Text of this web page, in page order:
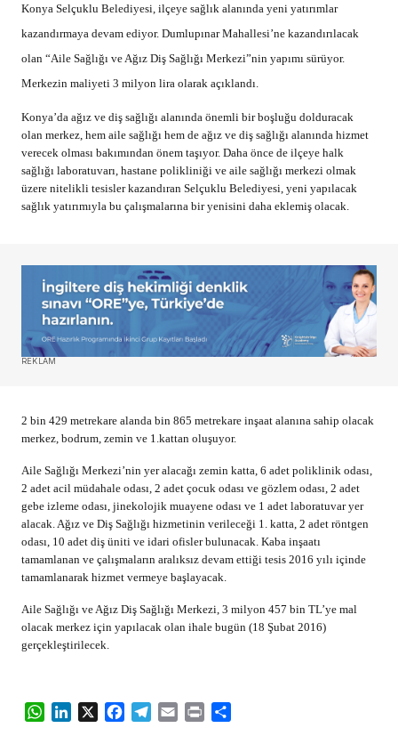
Konya Selçuklu Belediyesi, ilçeye sağlık alanında yeni yatırımlar
kazandırmaya devam ediyor. Dumlupınar Mahallesi’ne kazandırılacak
olan “Aile Sağlığı ve Ağız Diş Sağlığı Merkezi”nin yapımı sürüyor.
Merkezin maliyeti 3 milyon lira olarak açıklandı.
Konya’da ağız ve diş sağlığı alanında önemli bir boşluğu dolduracak
olan merkez, hem aile sağlığı hem de ağız ve diş sağlığı alanında hizmet
verecek olması bakımından önem taşıyor. Daha önce de ilçeye halk
sağlığı laboratuvarı, hastane polikliniği ve aile sağlığı merkezi olmak
üzere nitelikli tesisler kazandıran Selçuklu Belediyesi, yeni yapılacak
sağlık yatırımıyla bu çalışmalarına bir yenisini daha eklemiş olacak.
REKLAM
2 bin 429 metrekare alanda bin 865 metrekare inşaat alanına sahip olacak
merkez, bodrum, zemin ve 1.kattan oluşuyor.
Aile Sağlığı Merkezi’nin yer alacağı zemin katta, 6 adet poliklinik odası,
2 adet acil müdahale odası, 2 adet çocuk odası ve gözlem odası, 2 adet
gebe izleme odası, jinekolojik muayene odası ve 1 adet laboratuvar yer
alacak. Ağız ve Diş Sağlığı hizmetinin verileceği 1. katta, 2 adet röntgen
odası, 10 adet diş üniti ve idari ofisler bulunacak. Kaba inşaatı
tamamlanan ve çalışmaların aralıksız devam ettiği tesis 2016 yılı içinde
tamamlanarak hizmet vermeye başlayacak.
Aile Sağlığı ve Ağız Diş Sağlığı Merkezi, 3 milyon 457 bin TL’ye mal
olacak merkez için yapılacak olan ihale bugün (18 Şubat 2016)
gerçekleştirilecek.
WhatsApp
LinkedIn
X Facebook
Telegram
Email Print